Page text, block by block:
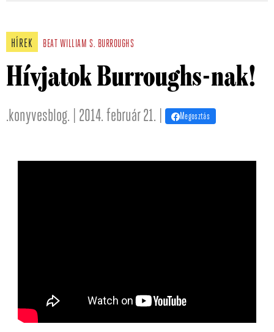
HÍREK BEAT WILLIAM S. BURROUGHS
Hívjatok Burroughs-nak!
.konyvesblog. | 2014. február 21. | Megosztás